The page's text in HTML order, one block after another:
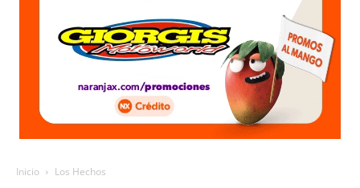
Inicio Los Hechos